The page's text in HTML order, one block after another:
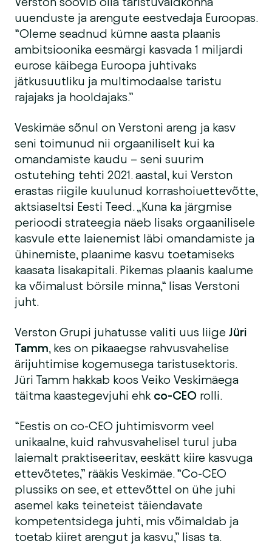
uuenduste ja arengute eestvedaja Euroopas.
“Oleme seadnud kümne aasta plaanis
ambitsioonika eesmärgi kasvada 1 miljardi
eurose käibega Euroopa juhtivaks
jätkusuutliku ja multimodaalse taristu
rajajaks ja hooldajaks.”
Veskimäe sõnul on Verstoni areng ja kasv
seni toimunud nii orgaaniliselt kui ka
omandamiste kaudu – seni suurim
ostutehing tehti 2021. aastal, kui Verston
erastas riigile kuulunud korrashoiuettevõtte,
aktsiaseltsi Eesti Teed. „Kuna ka järgmise
perioodi strateegia näeb lisaks orgaanilisele
kasvule ette laienemist läbi omandamiste ja
ühinemiste, plaanime kasvu toetamiseks
kaasata lisakapitali. Pikemas plaanis kaalume
ka võimalust börsile minna,“ lisas Verstoni
juht.
Verston Grupi juhatusse valiti uus liige Jüri
Tamm, kes on pikaaegse rahvusvahelise
ärijuhtimise kogemusega taristusektoris.
Jüri Tamm hakkab koos Veiko Veskimäega
täitma kaastegevjuhi ehk co-CEO rolli.
“Eestis on co-CEO juhtimisvorm veel
unikaalne, kuid rahvusvahelisel turul juba
laiemalt praktiseeritav, eeskätt kiire kasvuga
ettevõtetes,” rääkis Veskimäe. “Co-CEO
plussiks on see, et ettevõttel on ühe juhi
asemel kaks teineteist täiendavate
kompetentsidega juhti, mis võimaldab ja
toetab kiiret arengut ja kasvu,” lisas ta.